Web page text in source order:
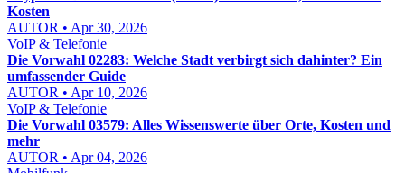
Kosten
AUTOR • Apr 30, 2026
VoIP & Telefonie
Die Vorwahl 02283: Welche Stadt verbirgt sich dahinter? Ein
umfassender Guide
AUTOR • Apr 10, 2026
VoIP & Telefonie
Die Vorwahl 03579: Alles Wissenswerte über Orte, Kosten und
mehr
AUTOR • Apr 04, 2026